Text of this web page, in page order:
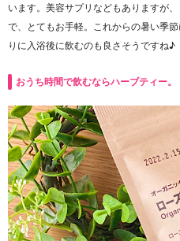
います。美容サプリなどもありますが
で、とてもお手軽。これからの暑い季
りに入浴後に飲むのも良さそうですね♪
おうち時間で飲むならハーブティー。